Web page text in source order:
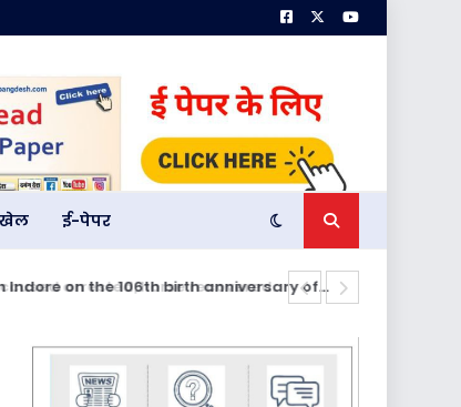
खेल ई-पेपर
Indore on the 106th birth anniversary of